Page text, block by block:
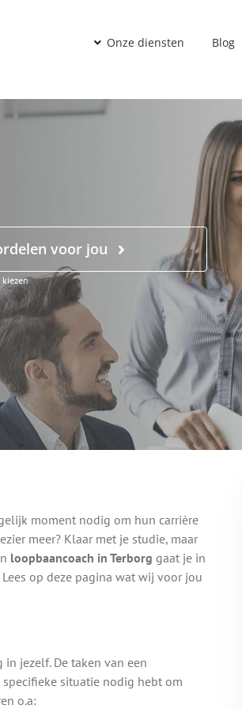
Onze diensten Blog
voor jou
kiezen
moment nodig om hun carrière
meer? Klaar met je studie, maar
loopbaancoach in Terborg gaat je in
op deze pagina wat wij voor jou
jezelf. De taken van een
situatie nodig hebt om
o.a: